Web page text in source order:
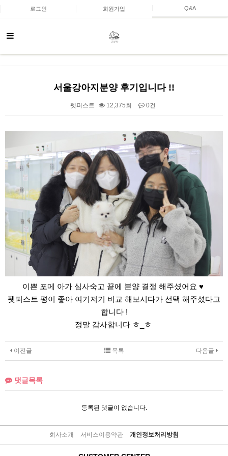
로그인 회원가입 Q&A
서울강아지분양 후기입니다 !!
펫퍼스트 12,375회 0건
본문
이쁜 포메 아가 심사숙고 끝에 분양 결정 해주셨어요 ♥
펫퍼스트 평이 좋아 여기저기 비교 해보시다가 선택 해주셨다고
합니다 !
정말 감사합니다 ㅎ_ㅎ
이전글 다음글
목록
댓글목록
등록된 댓글이 없습니다.
회사소개 서비스이용약관 개인정보처리방침